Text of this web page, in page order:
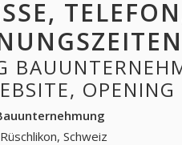
OPENING
Rüschlikon, Schweiz